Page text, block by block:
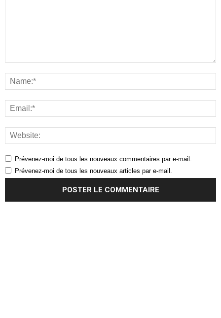
Prévenez-moi de tous les nouveaux commentaires par e-mail.
Prévenez-moi de tous les nouveaux articles par e-mail.